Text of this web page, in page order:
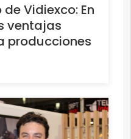
Vidiexco: En
ventajas
producciones